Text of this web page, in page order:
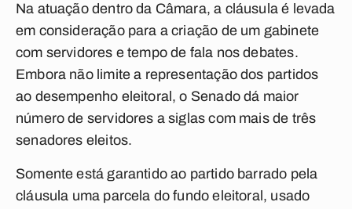
Na atuação dentro da Câmara, a cláusula é levada
em consideração para a criação de um gabinete
com servidores e tempo de fala nos debates.
Embora não limite a representação dos partidos
ao desempenho eleitoral, o Senado dá maior
número de servidores a siglas com mais de três
senadores eleitos.
Somente está garantido ao partido barrado pela
cláusula uma parcela do fundo eleitoral, usado